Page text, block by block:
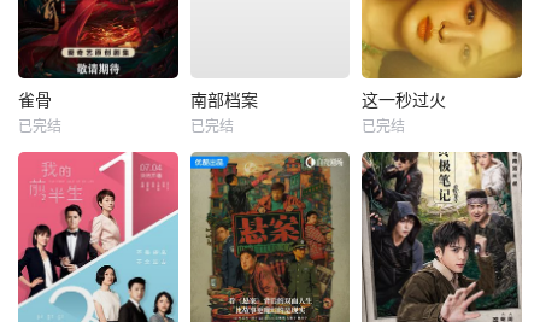
雀骨
已完结
南部档案
已完结
这一秒过火
已完结